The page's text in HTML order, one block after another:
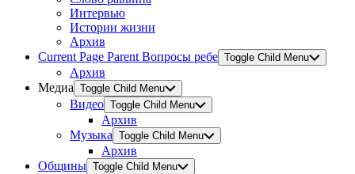
Интервью
Истории жизни
Архив
Current Page Parent Вопросы ребе Toggle Child Menu
Архив
Медиа Toggle Child Menu
Видео Toggle Child Menu
Архив
Музыка Toggle Child Menu
Архив
Общины Toggle Child Menu